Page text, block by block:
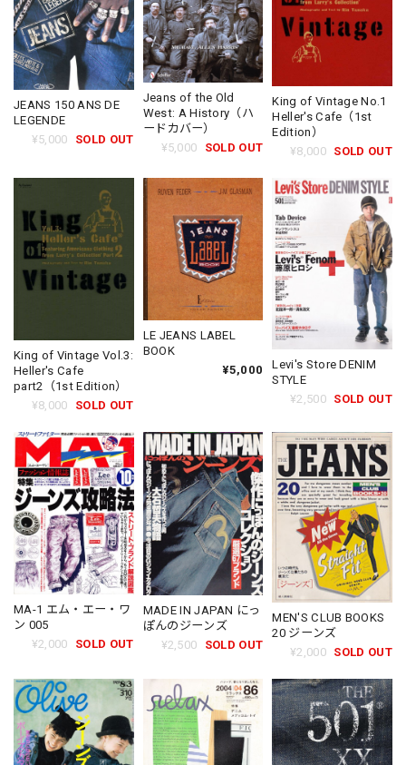
JEANS 150 ANS DE
LEGENDE
¥5,000
SOLD OUT
Jeans of the Old
West: A History（ハ
ードカバー）
¥5,000
SOLD OUT
King of Vintage No.1
Heller's Cafe（1st
Edition）
¥8,000 SOLD OUT
King of Vintage Vol.3:
Heller's Cafe
part2（1st Edition）
¥8,000
SOLD OUT
LE JEANS LABEL
BOOK
¥5,000
Levi's Store DENIM
STYLE
¥2,500 SOLD OUT
MA-1 エム・エー・ワ
ン 005
¥2,000
SOLD OUT
MADE IN JAPAN にっ
ぽんのジーンズ
¥2,500
SOLD OUT
MEN'S CLUB BOOKS
20 ジーンズ
¥2,000 SOLD OUT